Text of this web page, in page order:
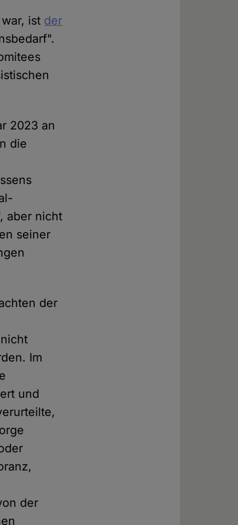
ist der
2023 an
die
aber nicht
seiner
der
Im
und
der